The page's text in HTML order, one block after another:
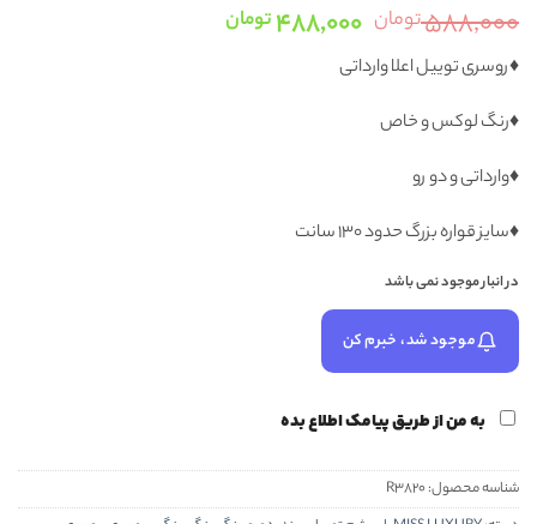
۵۸۸,۰۰۰تومان قیمت
اصلی:
۴۸۸,۰۰۰تومانقیمت
♦️روسری توییل اعلا وارداتی
♦️رنگ لوکس و خاص
♦️وارداتی و دو رو
♦️سایز قواره بزرگ حدود ۱۳۰ سانت
در انبار موجود نمی باشد
موجود شد، خبرم کن
به من از طریق پیامک اطلاع بده
شناسه محصول: R3820